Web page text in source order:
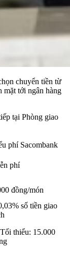
chuyển tiền từ
mặt tới ngân hàng
tại Phòng giao
phí Sacombank
phí
đồng/món
số tiền giao
thiểu: 15.000